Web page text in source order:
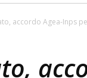
accordo Agea-Inps